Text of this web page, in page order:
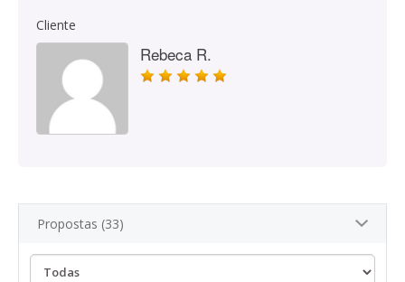
Cliente
Rebeca R.
Propostas (33)